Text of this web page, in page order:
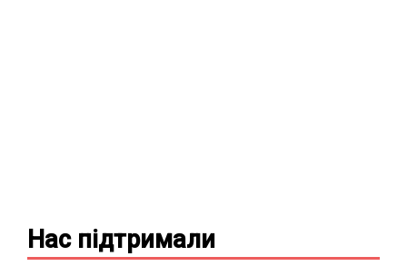
Нас підтримали